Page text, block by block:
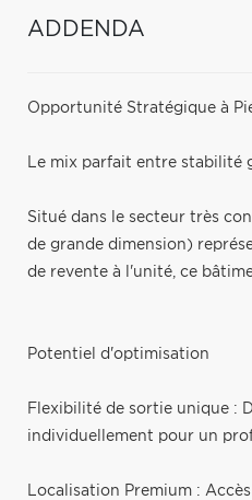
ADDENDA
Opportunité Stratégique à
Le mix parfait entre stabilité
Situé dans le secteur très
de grande dimension)
de revente à l'unité, ce
Potentiel d'optimisation
Flexibilité de sortie unique :
individuellement pour un
Localisation Premium :